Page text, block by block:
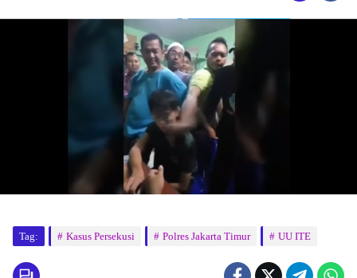
Tag: Kasus Persekusi Polres Jakarta Timur UU ITE